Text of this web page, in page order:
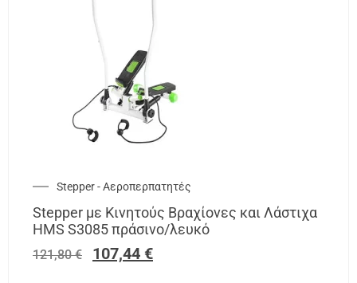
Stepper - Αεροπερπατητές
Stepper με Κινητούς Βραχίονες και Λάστιχα
HMS S3085 πράσινο/λευκό
121,80€ 107,44 €